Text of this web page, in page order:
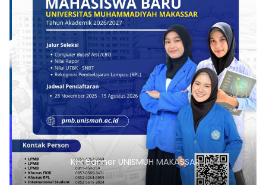
Klik Banner UNISMUH MAKASSAR